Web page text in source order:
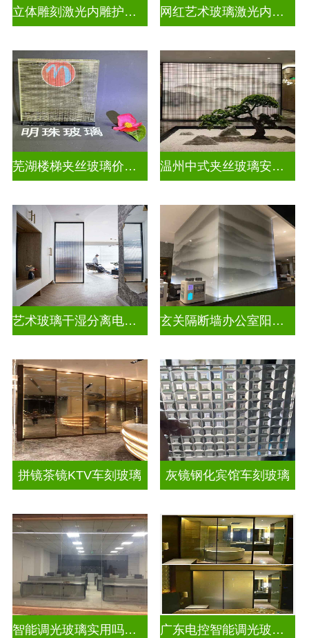
立体雕刻激光内雕护栏玻璃 网红艺术玻璃激光内雕发光艺术玻璃
芜湖楼梯夹丝玻璃价格多少一平 温州中式夹丝玻璃安装电话
艺术玻璃干湿分离电视玻璃背景墙 玄关隔断墙办公室阳台挡门玻璃背景墙
拼镜茶镜KTV车刻玻璃 灰镜钢化宾馆车刻玻璃
智能调光玻璃实用吗现在 广东电控智能调光玻璃厂商排名